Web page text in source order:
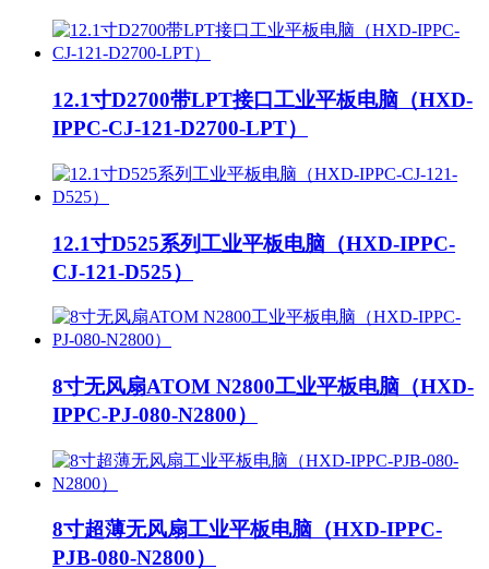
12.1寸D2700带LPT接口工业平板电脑（HXD-
IPPC-CJ-121-D2700-LPT）
12.1寸D525系列工业平板电脑（HXD-IPPC-
CJ-121-D525）
8寸无风扇ATOM N2800工业平板电脑（HXD-
IPPC-PJ-080-N2800）
8寸超薄无风扇工业平板电脑（HXD-IPPC-
PJB-080-N2800）